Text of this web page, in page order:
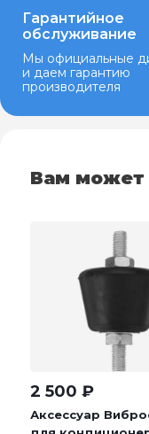
Гарантийное
обслуживание
Мы официальные
и даем гарантию
производителя
Вам может
2 500 ₽
Аксессуар